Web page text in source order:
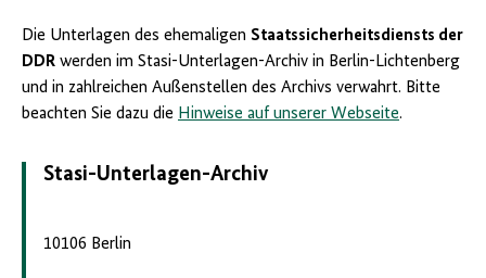
Die Unterlagen des ehemaligen Staatssicherheitsdiensts der
DDR werden im Stasi-Unterlagen-Archiv in Berlin-Lichtenberg
und in zahlreichen Außenstellen des Archivs verwahrt. Bitte
beachten Sie dazu die Hinweise auf unserer Webseite.
Stasi-Unterlagen-Archiv
10106 Berlin